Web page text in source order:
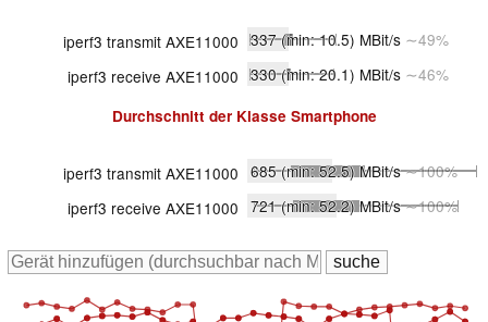
iperf3 transmit AXE11000 337(min: 10.5) MBit/s ∼49%
iperf3 receive AXE11000 330(min: 20.1) MBit/s ∼46%
Durchschnitt der Klasse Smartphone
iperf3 transmit AXE11000 685(min: 52.5)MBit/s∼100%
iperf3 receive AXE11000 721(min: 52.2)MBit/s∼100%